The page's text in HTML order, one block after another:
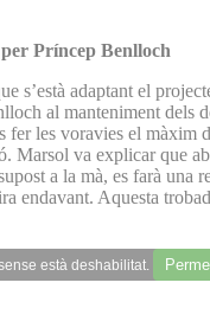
Príncep Benlloch
s’està adaptant el
al manteniment dels
fer les voravies el màxim
Marsol va explicar que
a la mà, es farà una
endavant. Aquesta
està deshabilitat.